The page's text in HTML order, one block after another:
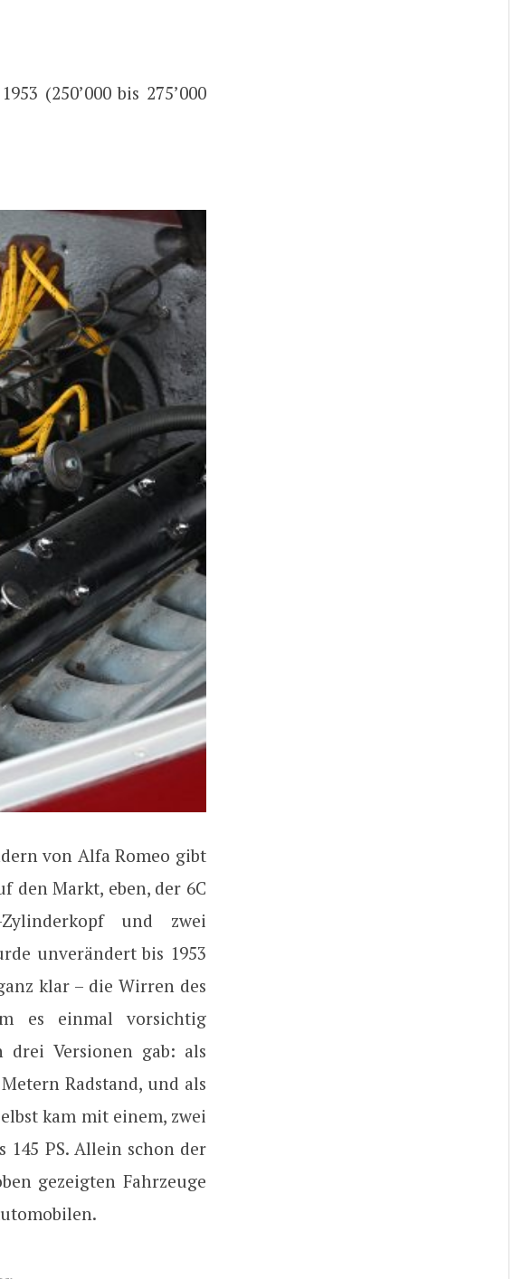
(250’000 bis 275’000
von Alfa Romeo gibt
den Markt, eben, der 6C
und zwei
unverändert bis 1953
klar – die Wirren des
es einmal vorsichtig
drei Versionen gab: als
Radstand, und als
kam mit einem, zwei
145 PS. Allein schon der
gezeigten Fahrzeuge